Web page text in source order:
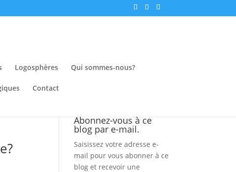
Logosphères Qui sommes-nous?
Contact
Abonnez-vous à ce
blog par e-mail.
Saisissez votre adresse e-
mail pour vous abonner à ce
blog et recevoir une